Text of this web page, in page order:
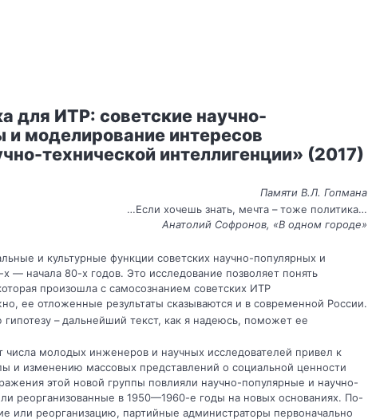
для ИТР: советские научно-
моделирование интересов
технической интеллигенции» (2017)
Памяти В.Л. Гопмана
…Если хочешь знать, мечта – тоже политика…
Анатолий Софронов, «В одном городе»
и культурные функции советских научно-популярных и
— начала 80-х годов. Это исследование позволяет понять
произошла с самосознанием советских ИТР
ее отложенные результаты сказываются и в современной России.
– дальнейший текст, как я надеюсь, поможет ее
числа молодых инженеров и научных исследователей привел к
и изменению массовых представлений о социальной ценности
этой новой группы повлияли научно-популярные и научно-
реорганизованные в 1950—1960-е годы на новых основаниях. По-
или реорганизацию, партийные администраторы первоначально